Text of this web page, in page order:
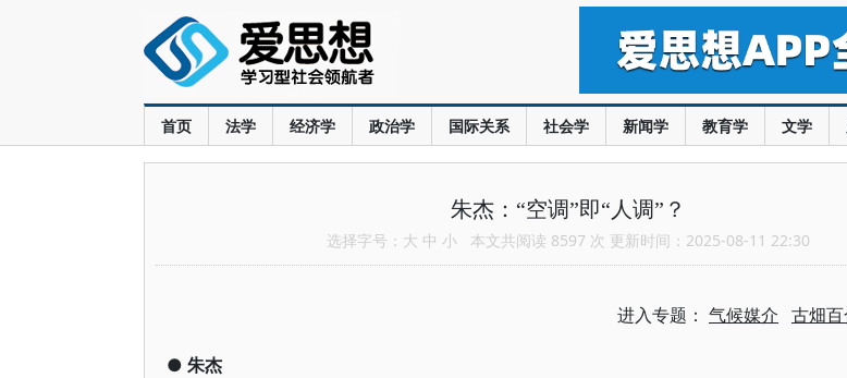
首页 法学 经济学 政治学 国际关系 社会学 新闻学 教育学 文学
朱杰：“空调”即“人调”？
选择字号： 大 中 小 本文共阅读 8597 次 更新时间：2025-08-11 22:30
进入专题： 气候媒介 古畑
● 朱杰